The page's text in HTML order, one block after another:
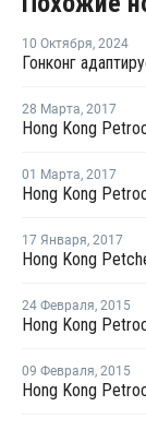
10 Октября, 2024
Гонконг
28 Марта, 2017
01 Марта, 2017
17 Января, 2017
24 Февраля, 2015
09 Февраля, 2015